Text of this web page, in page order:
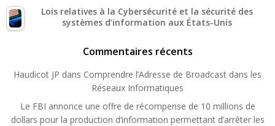
Lois relatives à la Cybersécurité et la sécurité des
systèmes d’information aux États-Unis
Commentaires récents
Haudicot JP dans Comprendre l’Adresse de Broadcast dans les
Réseaux Informatiques
Le FBI annonce une offre de récompense de 10 millions de
dollars pour la production d’information permettant d’arrêter les